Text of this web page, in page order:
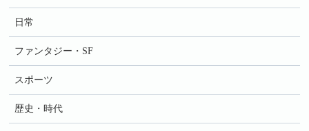
日常
ファンタジー・SF
スポーツ
歴史・時代